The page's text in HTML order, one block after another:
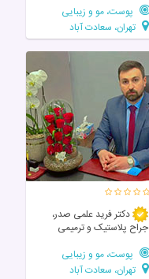
پوست، مو و زیبایی
تهران، سعادت آباد
دکتر فرید علمی صدر،
جراح پلاستیک و ترمیمی
پوست، مو و زیبایی
تهران، سعادت آباد